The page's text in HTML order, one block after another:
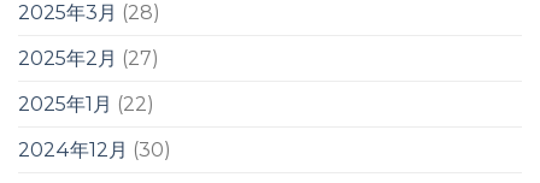
2025年3月 (28)
2025年2月 (27)
2025年1月 (22)
2024年12月 (30)